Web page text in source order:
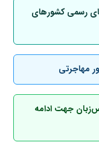
رسمی کشورهای
مهاجرتی
جهت ادامه